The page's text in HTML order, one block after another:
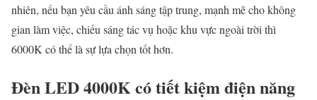
nhiên, nếu bạn yêu cầu ánh sáng tập trung, mạnh mẽ cho không
gian làm việc, chiếu sáng tác vụ hoặc khu vực ngoài trời thì
6000K có thể là sự lựa chọn tốt hơn.
Đèn LED 4000K có tiết kiệm điện năng